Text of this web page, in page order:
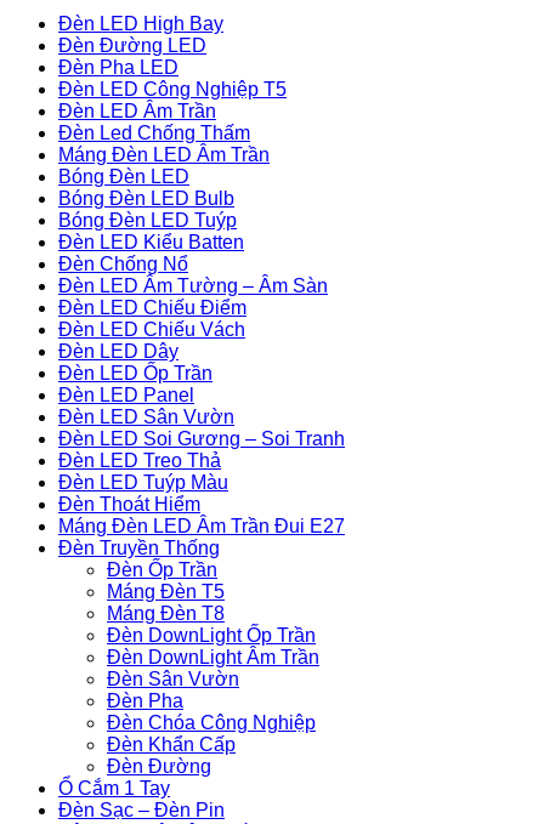
Đèn LED High Bay
Đèn Đường LED
Đèn Pha LED
Đèn LED Công Nghiệp T5
Đèn LED Âm Trần
Đèn Led Chống Thấm
Máng Đèn LED Âm Trần
Bóng Đèn LED
Bóng Đèn LED Bulb
Bóng Đèn LED Tuýp
Đèn LED Kiểu Batten
Đèn Chống Nổ
Đèn LED Âm Tường – Âm Sàn
Đèn LED Chiếu Điểm
Đèn LED Chiếu Vách
Đèn LED Dây
Đèn LED Ốp Trần
Đèn LED Panel
Đèn LED Sân Vườn
Đèn LED Soi Gương – Soi Tranh
Đèn LED Treo Thả
Đèn LED Tuýp Màu
Đèn Thoát Hiểm
Máng Đèn LED Âm Trần Đui E27
Đèn Truyền Thống
Đèn Ốp Trần
Máng Đèn T5
Máng Đèn T8
Đèn DownLight Ốp Trần
Đèn DownLight Âm Trần
Đèn Sân Vườn
Đèn Pha
Đèn Chóa Công Nghiệp
Đèn Khẩn Cấp
Đèn Đường
Ổ Cắm 1 Tay
Đèn Sạc – Đèn Pin